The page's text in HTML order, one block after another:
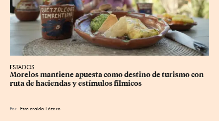
ESTADOS
Morelos mantiene apuesta como destino de turismo con
ruta de haciendas y estímulos fílmicos
Por Esm eralda Lázaro